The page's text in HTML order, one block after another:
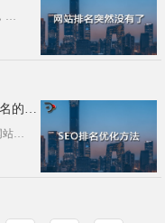
网站排名突然没有了怎么回事?还能恢复吗?最近，有的企业反应说网站的排名突然没有了，也没有违规操作。其实在小编看来，只要没有违规···
SEO排名优化方法(提高网站排名的方法)。关于网站SEO排名优化，其实小编之前已经介绍过很多次了。可以这么说，只要企业有网站的···